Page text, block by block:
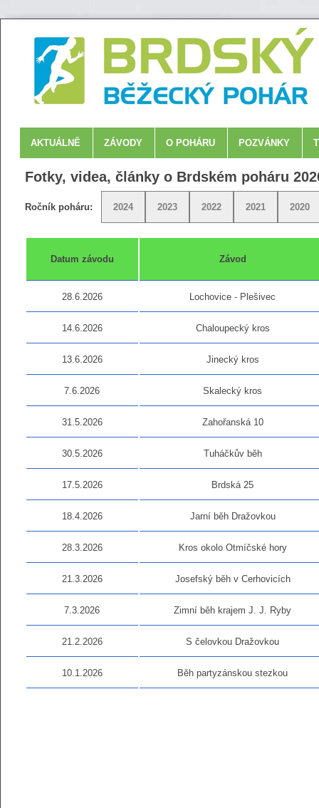
AKTUÁLNĚ ZÁVODY O POHÁRU POZVÁNKY
Fotky, videa, články o Brdském poháru
Ročník poháru: 2024 2023 2022 2021 2020
Datum závodu Závod
28.6.2026 Lochovice - Plešivec
14.6.2026 Chaloupecký kros
13.6.2026 Jinecký kros
7.6.2026 Skalecký kros
31.5.2026 Zahořanská 10
30.5.2026 Tuháčkův běh
17.5.2026 Brdská 25
18.4.2026 Jarní běh Dražovkou
28.3.2026 Kros okolo Otmíčské hory
21.3.2026 Josefský běh v Cerhovicích
7.3.2026 Zimní běh krajem J. J. Ryby
21.2.2026 S čelovkou Dražovkou
10.1.2026 Běh partyzánskou stezkou